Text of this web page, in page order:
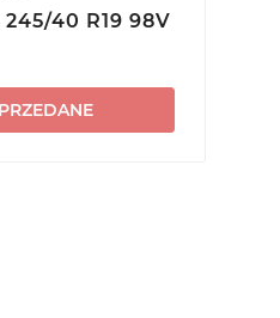
40 R19 98V